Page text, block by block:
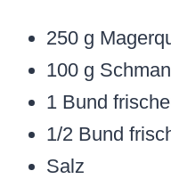
250 g
100 g
1 Bund
1/2 Bund
Salz